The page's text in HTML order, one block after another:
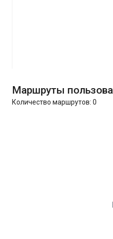
Маршруты
Количество маршрутов: 0